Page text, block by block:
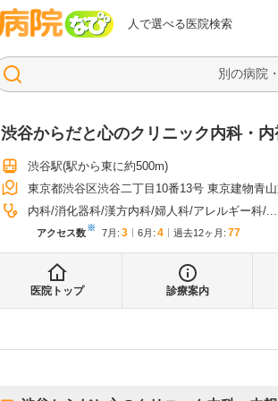
人で選べる医院検索
病院なび
渋谷からだと心のクリニック内科・
渋谷駅(駅から東に約500m)
東京都渋谷区渋谷二丁目10番13号 東京建物青
内科 消化器科 漢方内科 婦人科 アレルギー科 ...
アクセス数※ 7月 : 3 6月 : 4 過去12ヶ月: 77
医院トップ 診療案内